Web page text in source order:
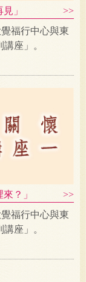
」
福行中心與東
座」。
？」
福行中心與東
座」。